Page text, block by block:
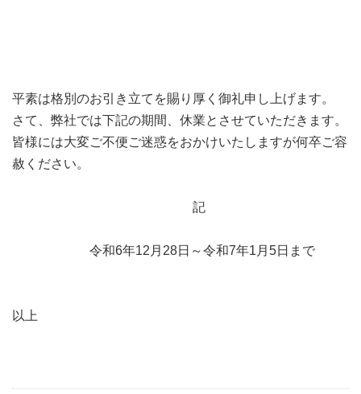
平素は格別のお引き立てを賜り厚く御礼申し上げます。
さて、弊社では下記の期間、休業とさせていただきます。
皆様には大変ご不便ご迷惑をおかけいたしますが何卒ご容
赦ください。
記
令和6年12月28日～令和7年1月5日まで
以上